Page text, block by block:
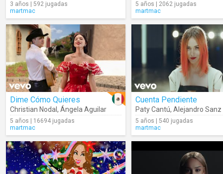
3 años | 592 jugadas
martmac
5 años | 2062 jugadas
martmac
Dime Cómo Quieres
Christian Nodal , Ángela Aguilar
5 años | 16694 jugadas
martmac
Cuenta Pendiente
Paty Cantú, Alejandro Sanz
5 años | 540 jugadas
martmac